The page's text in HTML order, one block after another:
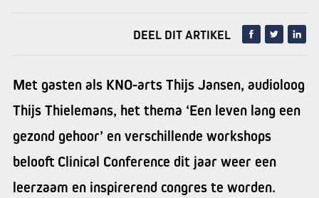
DEEL DIT ARTIKEL
Met gasten als KNO-arts Thijs Jansen, audioloog
Thijs Thielemans, het thema ‘Een leven lang een
gezond gehoor’ en verschillende workshops
belooft Clinical Conference dit jaar weer een
leerzaam en inspirerend congres te worden.